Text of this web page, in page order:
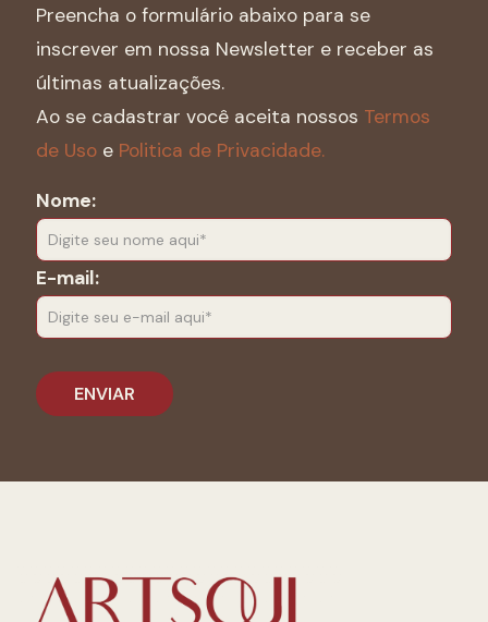
Preencha o formulário abaixo para se
inscrever em nossa Newsletter e receber as
últimas atualizações.
Ao se cadastrar você aceita nossos Termos
de Uso e Politica de Privacidade.
Nome:
E-mail: